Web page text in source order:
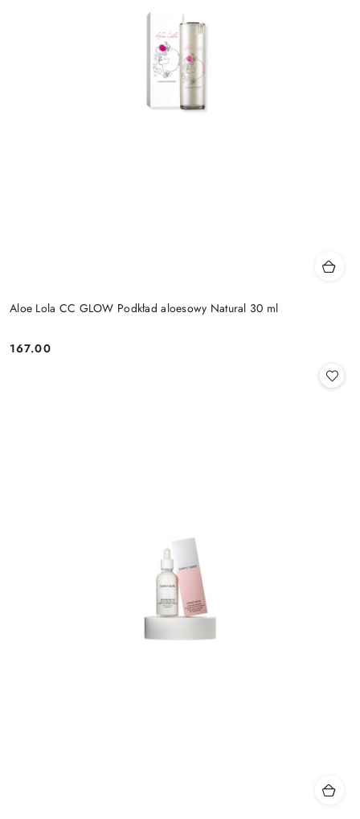
Aloe Lola CC GLOW Podkład aloesowy Natural 30 ml
Cena:
167.00